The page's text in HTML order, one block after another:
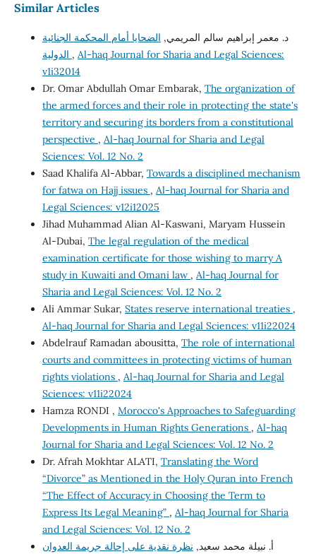
Similar Articles
د. معمر إبراهيم سالم المريمي, الضحايا أمام المحكمة الجنائية
, Al-haq Journal for Sharia and Legal Sciences:
v1i32014
Dr. Omar Abdullah Omar Embarak, The organization of
the armed forces and their role in protecting the state's
territory and securing its borders from a constitutional
perspective , Al-haq Journal for Sharia and Legal
Sciences: Vol. 12 No. 2
Saad Khalifa Al-Abbar, Towards a disciplined mechanism
for fatwa on Hajj issues , Al-haq Journal for Sharia and
Legal Sciences: v12i12025
Jihad Muhammad Alian Al-Kaswani, Maryam Hussein
Al-Dubai, The legal regulation of the medical
examination certificate for those wishing to marry A
study in Kuwaiti and Omani law , Al-haq Journal for
Sharia and Legal Sciences: Vol. 12 No. 2
Ali Ammar Sukar, States reserve international treaties ,
Al-haq Journal for Sharia and Legal Sciences: v11i22024
Abdelrauf Ramadan abousitta, The role of international
courts and committees in protecting victims of human
rights violations , Al-haq Journal for Sharia and Legal
Sciences: v11i22024
Hamza RONDI , Morocco's Approaches to Safeguarding
Developments in Human Rights Generations , Al-haq
Journal for Sharia and Legal Sciences: Vol. 12 No. 2
Dr. Afrah Mokhtar ALATI, Translating the Word
“Divorce” as Mentioned in the Holy Quran into French
“The Effect of Accuracy in Choosing the Term to
Express Its Legal Meaning” , Al-haq Journal for Sharia
and Legal Sciences: Vol. 12 No. 2
أ. نبيلة محمد سعيد, نظرة نقدية على إحالة جريمة العدوان